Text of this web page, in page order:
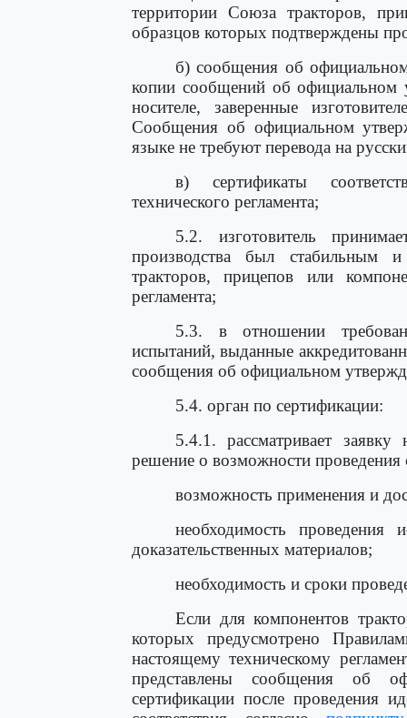
территории Союза тракторов,
образцов которых подтверждены
б) сообщения об
копии сообщений об официальном
носителе, заверенные
Сообщения об официальном
языке не требуют перевода на
в) сертификаты
технического регламента;
5.2. изготовитель
производства был стабильным и
тракторов, прицепов или
регламента;
5.3. в отношении
испытаний, выданные
сообщения об официальном
5.4. орган по сертификации:
5.4.1. рассматривает
решение о возможности
возможность применения и
необходимость
доказательственных материалов;
необходимость и сроки
Если для компонентов
которых предусмотрено
настоящему техническому
представлены сообщения об
сертификации после проведения